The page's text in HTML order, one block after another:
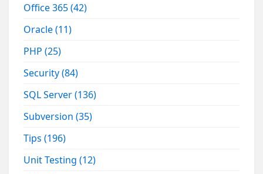
Office 365(42)
Oracle(11)
PHP(25)
Security(84)
SQL Server(136)
Subversion(35)
Tips(196)
Unit Testing(12)